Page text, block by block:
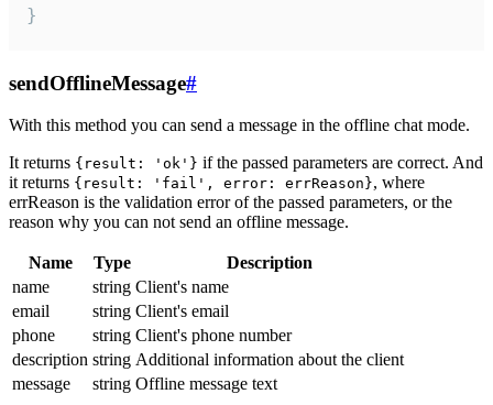
}
sendOfflineMessage#
With this method you can send a message in the offline chat mode.
It returns {result: 'ok'} if the passed parameters are correct. And
it returns {result: 'fail', error: errReason}, where
errReason is the validation error of the passed parameters, or the
reason why you can not send an offline message.
Name Type
Description
name
string Client's name
email
string Client's email
phone
string Client's phone number
description string Additional information about the client
message
string Offline message text